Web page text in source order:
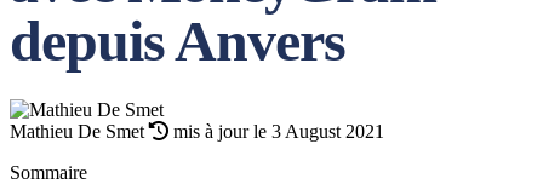
depuis Anvers
Mathieu De Smet
mis à jour le 3 August 2021
Sommaire